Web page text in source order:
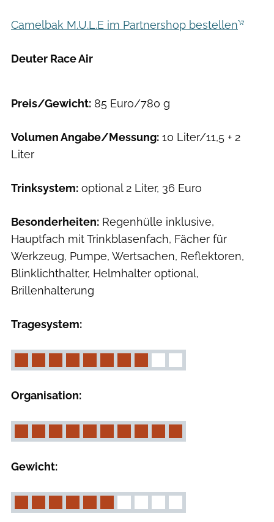
Camelbak M.U.L.E im Partnershop bestellen
Deuter Race Air
Preis/Gewicht: 85 Euro/780 g
Volumen Angabe/Messung: 10 Liter/11,5 + 2
Liter
Trinksystem: optional 2 Liter, 36 Euro
Besonderheiten: Regenhülle inklusive,
Hauptfach mit Trinkblasenfach, Fächer für
Werkzeug, Pumpe, Wertsachen, Reflektoren,
Blinklichthalter, Helmhalter optional,
Brillenhalterung
Tragesystem:
Organisation:
Gewicht: